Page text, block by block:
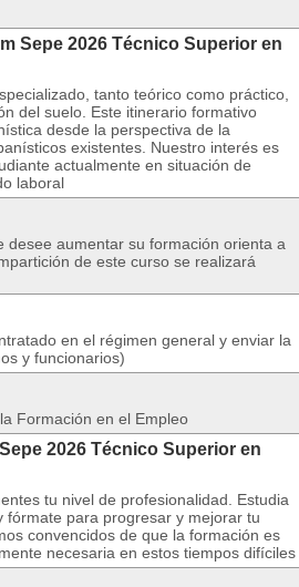
Sepe 2026 Técnico Superior en
tanto teórico como práctico,
del suelo. Este itinerario formativo
desde la perspectiva de la
existentes. Nuestro interés es
actualmente en situación de
laboral
aumentar su formación orienta a
de este curso se realizará
en el régimen general y enviar la
y funcionarios)
Formación en el Empleo
2026 Técnico Superior en
tu nivel de profesionalidad. Estudia
fórmate para progresar y mejorar tu
convencidos de que la formación es
necesaria en estos tiempos difíciles